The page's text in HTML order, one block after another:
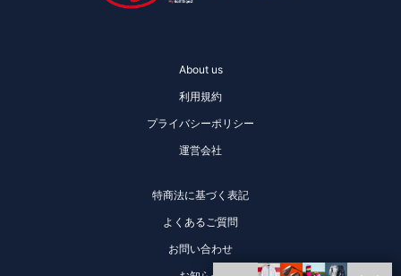
About us
利用規約
プライバシーポリシー
運営会社
特商法に基づく表記
よくあるご質問
お問い合わせ